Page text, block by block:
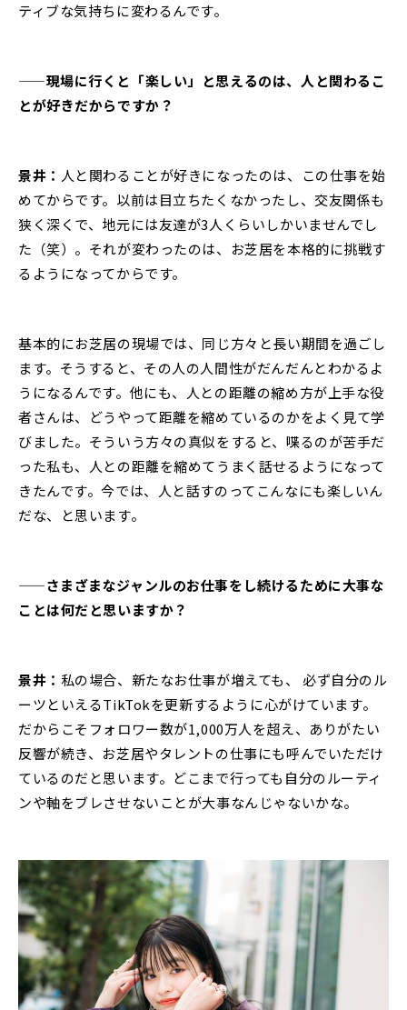
ティブな気持ちに変わるんです。
——現場に行くと「楽しい」と思えるのは、人と関わるこ
とが好きだからですか？
景井： 人と関わることが好きになったのは、この仕事を始
めてからです。以前は目立ちたくなかったし、交友関係も
狭く深くで、地元には友達が3人くらいしかいませんでし
た（笑）。それが変わったのは、お芝居を本格的に挑戦す
るようになってからです。
基本的にお芝居の現場では、同じ方々と長い期間を過ごし
ます。そうすると、その人の人間性がだんだんとわかるよ
うになるんです。他にも、人との距離の縮め方が上手な役
者さんは、どうやって距離を縮めているのかをよく見て学
びました。そういう方々の真似をすると、喋るのが苦手だ
った私も、人との距離を縮めてうまく話せるようになって
きたんです。今では、人と話すのってこんなにも楽しいん
だな、と思います。
——さまざまなジャンルのお仕事をし続けるために大事な
ことは何だと思いますか？
景井： 私の場合、新たなお仕事が増えても、 必ず自分のル
ーツといえるTikTokを更新するように心がけています。
だからこそフォロワー数が1,000万人を超え、ありがたい
反響が続き、お芝居やタレントの仕事にも呼んでいただけ
ているのだと思います。どこまで行っても自分のルーティ
ンや軸をブレさせないことが大事なんじゃないかな。